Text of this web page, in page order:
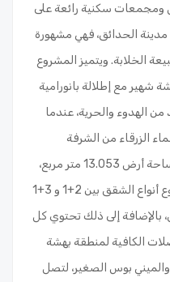
ومجمعات سكنية رائعة على
مدينة الحدائق، فهي مشهورة
الخلابة. ويتميز المشروع
شهير مع إطلالة بانورامية
الهدوء والحرية، عندما
الزرقاء من الشرفة
الخاصة بك. تم بناء المشروع على مساحة أرض 13.053 متر مربع،
يضم المشروع 194 شقة سكنية. تتنوع أنواع الشقق بين 2+1 و 3+1
كل طابق على 3 شقق، بالإضافة إلى ذلك تحتوي كل
الكافية لمنطقة بهشة
والميني بوس الصغير، لتصل